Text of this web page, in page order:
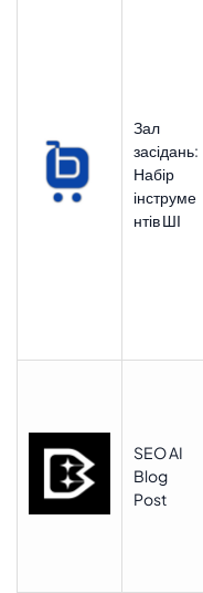
Зал
засідань:
Набір
інструме
нтів ШІ
SEO AI
Blog
Post